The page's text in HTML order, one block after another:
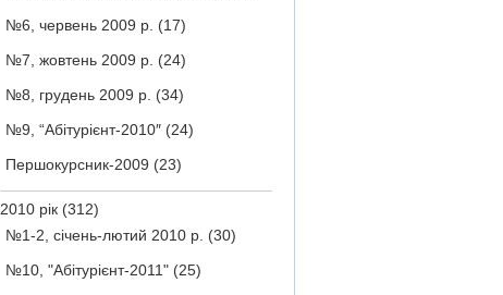
№6, червень 2009 р. (17)
№7, жовтень 2009 р. (24)
№8, грудень 2009 р. (34)
№9, “Абітурієнт-2010″ (24)
Першокурсник-2009 (23)
2010 рік (312)
№1-2, січень-лютий 2010 р. (30)
№10, "Абітурієнт-2011" (25)